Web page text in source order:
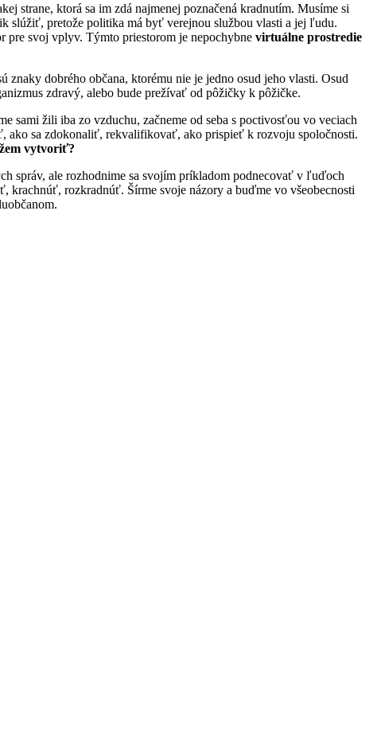
strane, ktorá sa im zdá najmenej poznačená kradnutím. Musíme si
slúžiť, pretože politika má byť verejnou službou vlasti a jej ľudu.
pre svoj vplyv. Týmto priestorom je nepochybne virtuálne prostredie
znaky dobrého občana, ktorému nie je jedno osud jeho vlasti. Osud
zdravý, alebo bude prežívať od pôžičky k pôžičke.
sami žili iba zo vzduchu, začneme od seba s poctivosťou vo veciach
ako sa zdokonaliť, rekvalifikovať, ako prispieť k rozvoju spoločnosti.
vytvoriť?
správ, ale rozhodnime sa svojím príkladom podnecovať v ľuďoch
krachnúť, rozkradnúť. Šírme svoje názory a buďme vo všeobecnosti